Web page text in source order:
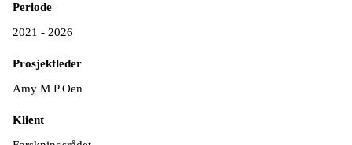
Periode
2021 - 2026
Prosjektleder
Amy M P Oen
Klient